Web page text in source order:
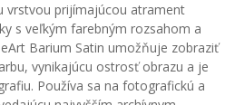
vrstvou prijímajúcou atrament
s veľkým farebným rozsahom a
Barium Satin umožňuje zobraziť
vynikajúcu ostrosť obrazu a je
Používa sa na fotografickú a